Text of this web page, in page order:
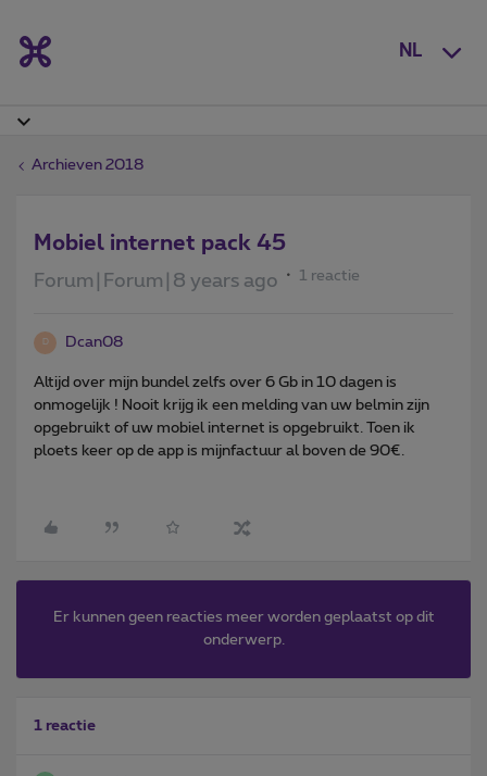
NL
Archieven 2018
Mobiel internet pack 45
Forum|Forum|8 years ago 1 reactie
D Dcan08
Altijd over mijn bundel zelfs over 6 Gb in 10 dagen is
onmogelijk ! Nooit krijg ik een melding van uw belmin zijn
opgebruikt of uw mobiel internet is opgebruikt. Toen ik
ploets keer op de app is mijnfactuur al boven de 90€.
Er kunnen geen reacties meer worden geplaatst op dit
onderwerp.
1 reactie